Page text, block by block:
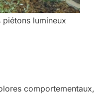
piétons lumineux
comportementaux,